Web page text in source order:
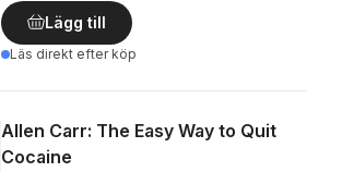
Lägg till
Läs direkt efter köp
Allen Carr: The Easy Way to Quit
Cocaine